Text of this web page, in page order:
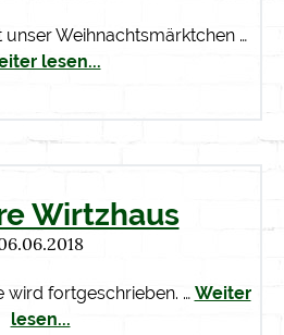
unser Weihnachtsmärktchen …
lesen...
Wirtzhaus
wird fortgeschrieben. … Weiter
lesen...